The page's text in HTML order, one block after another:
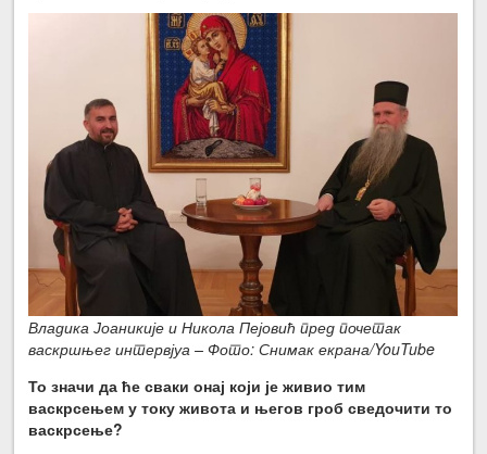
Владика Јоаникије и Никола Пејовић пред почетак
васкршњег интервјуа – Фото: Снимак екрана/YouTube
То значи да ће сваки онај који је живио тим
васкрсењем у току живота и његов гроб сведочити то
васкрсење?